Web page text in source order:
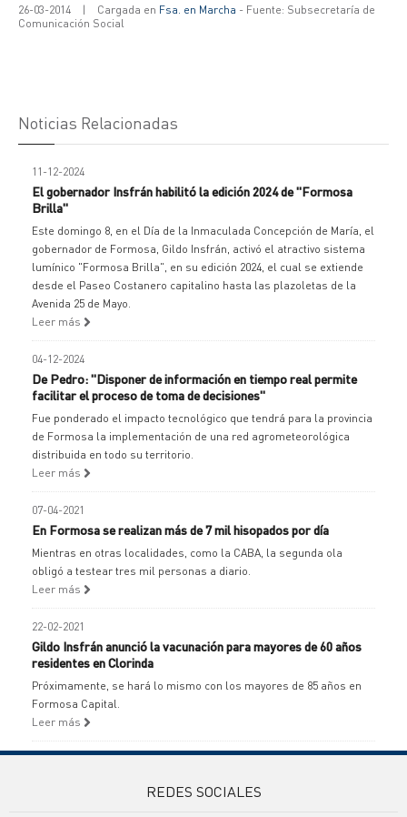
26-03-2014 | Cargada en Fsa. en Marcha - Fuente: Subsecretaría de
Comunicación Social
Noticias Relacionadas
11-12-2024
El gobernador Insfrán habilitó la edición 2024 de "Formosa
Brilla"
Este domingo 8, en el Día de la Inmaculada Concepción de María, el
gobernador de Formosa, Gildo Insfrán, activó el atractivo sistema
lumínico "Formosa Brilla", en su edición 2024, el cual se extiende
desde el Paseo Costanero capitalino hasta las plazoletas de la
Avenida 25 de Mayo.
Leer más
04-12-2024
De Pedro: "Disponer de información en tiempo real permite
facilitar el proceso de toma de decisiones"
Fue ponderado el impacto tecnológico que tendrá para la provincia
de Formosa la implementación de una red agrometeorológica
distribuida en todo su territorio.
Leer más
07-04-2021
En Formosa se realizan más de 7 mil hisopados por día
Mientras en otras localidades, como la CABA, la segunda ola
obligó a testear tres mil personas a diario.
Leer más
22-02-2021
Gildo Insfrán anunció la vacunación para mayores de 60 años
residentes en Clorinda
Próximamente, se hará lo mismo con los mayores de 85 años en
Formosa Capital.
Leer más
REDES SOCIALES